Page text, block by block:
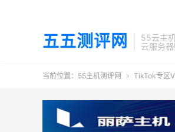
五五测评网
55云主
云服务
当前位置： 55主机测评网  TikTok专区